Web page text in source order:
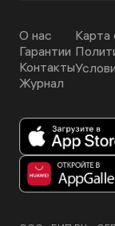
О нас
Гарантии
Контакты
Журнал
Карта